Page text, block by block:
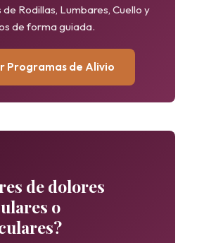
Rodillas, Lumbares, Cuello y
de forma guiada.
Programas de Alivio
de dolores
o